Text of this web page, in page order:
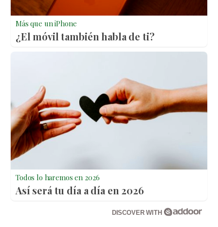
Más que un iPhone
¿El móvil también habla de ti?
Todos lo haremos en 2026
Así será tu día a día en 2026
DISCOVER WITH